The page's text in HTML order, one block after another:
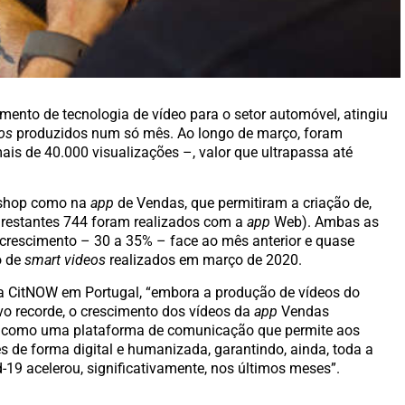
de tecnologia de vídeo para o setor automóvel, atingiu
produzidos num só mês. Ao longo de março, foram
de 40.000 visualizações –, valor que ultrapassa até
como naapp de Vendas, que permitiram a criação de,
744 foram realizados com aapp Web). Ambas as
– 30 a 35% – face ao mês anterior e quase
desmart videos realizados em março de 2020.
CitNOW em Portugal, “embora a produção de vídeos do
recorde, o crescimento dos vídeos daapp Vendas
uma plataforma de comunicação que permite aos
de forma digital e humanizada, garantindo, ainda, toda a
acelerou, significativamente, nos últimos meses”.